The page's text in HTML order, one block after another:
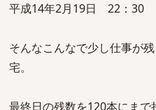
平成14年2月19日 22：30
そんなこんなで少し仕事が
宅。
最終日の残数を120本にまで